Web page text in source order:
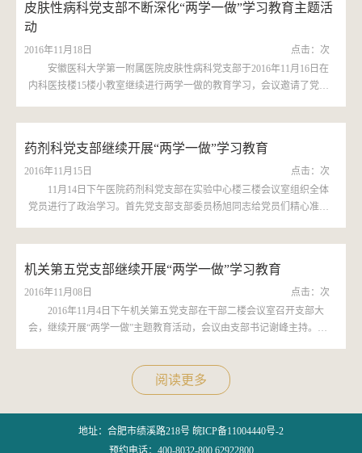
皮肤性病科党支部不断深化“两学一做”学习教育主题活
动
2016年11月18日 点击： 次
安徽医科大学第一附属医院皮肤性病科党支部于2016年11月16日在
内科医技楼15楼小教室继续进行两学一做的教育学习，会议邀请了党外
药剂科党支部继续开展“两学一做”学习教育
2016年11月15日 点击： 次
11月14日下午医院药剂科党支部在实验中心楼三楼会议室组织全体
党员进行了政治学习。首先党支部支部委员杨旭同志给党员们精心准备
机关第五党支部继续开展“两学一做”学习教育
2016年11月08日 点击： 次
2016年11月4日下午机关第五党支部在干部二楼会议室召开支部大
会，继续开展“两学一做”主题教育活动，会议由支部书记谢峰主持。会
阅读更多
地址：合肥市绩溪路218号 皖ICP备11004440号-2
预约电话：400-8032-800 62922800